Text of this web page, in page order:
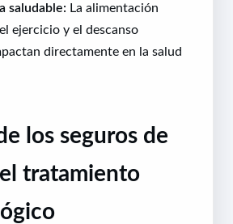
saludable: La alimentación
ejercicio y el descanso
directamente en la salud
los seguros de
tratamiento